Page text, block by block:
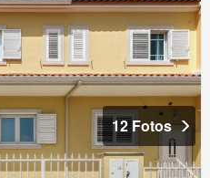
12 Fotos